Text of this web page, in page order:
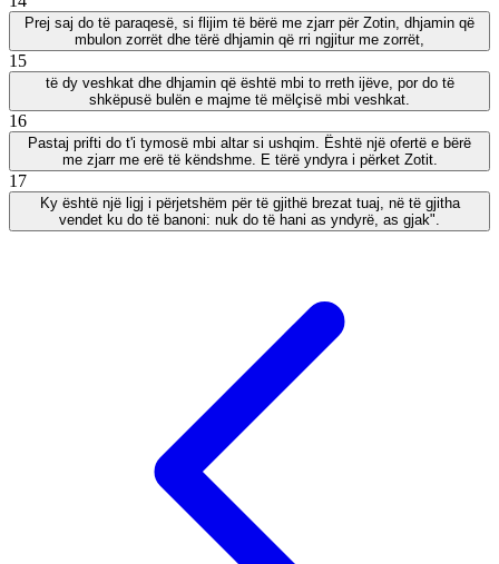
Prej saj do të paraqesë, si flijim të bërë me zjarr për Zotin, dhjamin që
mbulon zorrët dhe tërë dhjamin që rri ngjitur me zorrët,
15
të dy veshkat dhe dhjamin që është mbi to rreth ijëve, por do të
shkëpusë bulën e majme të mëlçisë mbi veshkat.
16
Pastaj prifti do t'i tymosë mbi altar si ushqim. Është një ofertë e bërë
me zjarr me erë të këndshme. E tërë yndyra i përket Zotit.
17
Ky është një ligj i përjetshëm për të gjithë brezat tuaj, në të gjitha
vendet ku do të banoni: nuk do të hani as yndyrë, as gjak".